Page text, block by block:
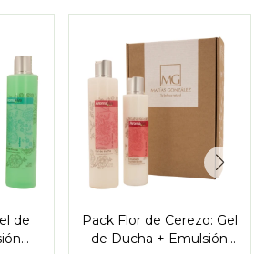
de
Pack Flor de Cerezo: Gel
de Ducha + Emulsión